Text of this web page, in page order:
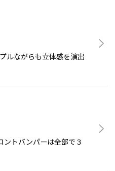
ルながらも立体感を演出
ントバンパーは全部で３